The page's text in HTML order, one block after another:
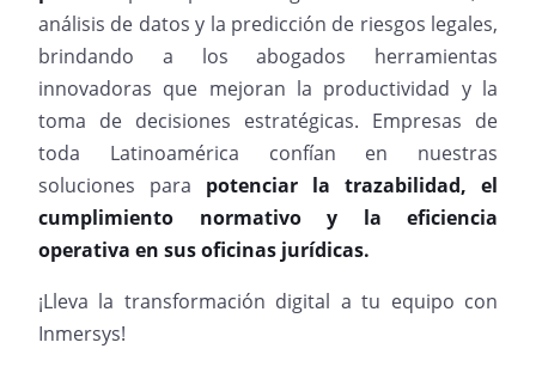
análisis de datos y la predicción de riesgos legales,
brindando a los abogados herramientas
innovadoras que mejoran la productividad y la
toma de decisiones estratégicas. Empresas de
toda Latinoamérica confían en nuestras
soluciones para potenciar la trazabilidad, el
cumplimiento normativo y la eficiencia
operativa en sus oficinas jurídicas.
¡Lleva la transformación digital a tu equipo con
Inmersys!